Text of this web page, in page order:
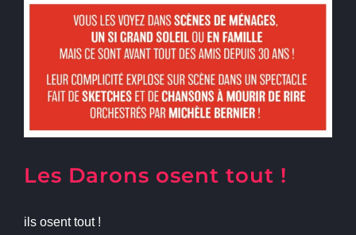
Les Darons osent tout !
ils osent tout !